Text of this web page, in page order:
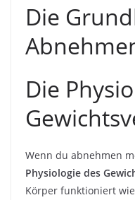
Die
Die
Wenn du abnehmen
Physiologie des
Körper funktioniert